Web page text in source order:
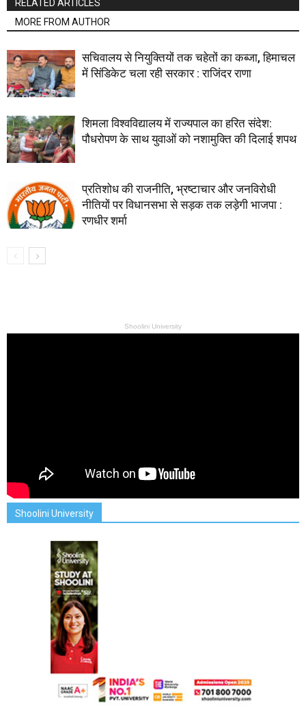
RELATED ARTICLES
MORE FROM AUTHOR
सचिवालय से नियुक्तियों तक चहेतों का कब्जा, हिमाचल
में सिंडिकेट चला रही सरकार : राजिंदर राणा
शिमला विश्वविद्यालय में राज्यपाल का हरित संदेश:
पौधरोपण के साथ युवाओं को नशामुक्ति की दिलाई शपथ
प्रतिशोध की राजनीति, भ्रष्टाचार और जनविरोधी
नीतियों पर विधानसभा से सड़क तक लड़ेगी भाजपा :
रणधीर शर्मा
Shoolini University
Shoolini University